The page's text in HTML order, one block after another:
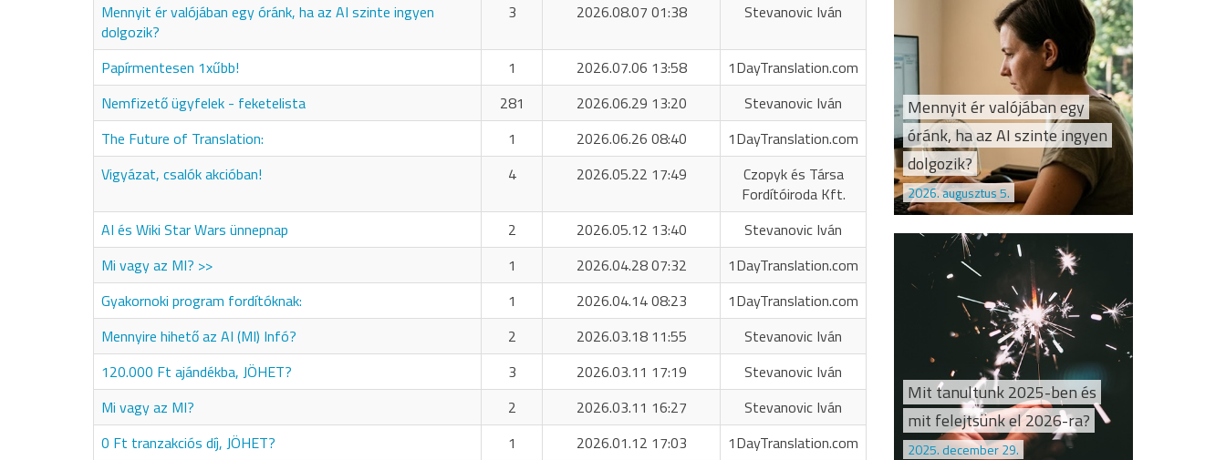
Mennyit ér valójában egy óránk, ha az AI szinte ingyen
dolgozik?
3 2026.08.07 01:38 Stevanovic Iván
Papírmentesen 1xűbb! 1 2026.07.06 13:58
1DayTranslation.com
Nemfizető ügyfelek - feketelista
281 2026.06.29 13:20
Stevanovic Iván
The Future of Translation:
1 2026.06.26 08:40
1DayTranslation.com
Vigyázat, csalók akcióban!
4 2026.05.22 17:49
Czopyk és Társa
Fordítóiroda Kft.
AI és Wiki Star Wars ünnepnap
2 2026.05.12 13:40
Stevanovic Iván
Mi vagy az MI? >>
1 2026.04.28 07:32
1DayTranslation.com
Gyakornoki program fordítóknak:
1 2026.04.14 08:23
1DayTranslation.com
Mennyire hihető az AI (MI) Infó?
2 2026.03.18 11:55
Stevanovic Iván
120.000 Ft ajándékba, JÖHET?
3 2026.03.11 17:19
Stevanovic Iván
Mi vagy az MI?
2 2026.03.11 16:27
Stevanovic Iván
0 Ft tranzakciós díj, JÖHET?
1 2026.01.12 17:03
1DayTranslation.com
Mennyit ér valójában egy
óránk, ha az AI szinte ingyen
dolgozik?
2026. augusztus 5.
Mit tanultunk 2025-ben és
mit felejtsünk el 2026-ra?
2025. december 29.